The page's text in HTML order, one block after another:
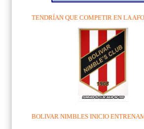
TENDRÍAN QUE COMPETIR EN LA
BOLIVAR NIMBLES INICIO